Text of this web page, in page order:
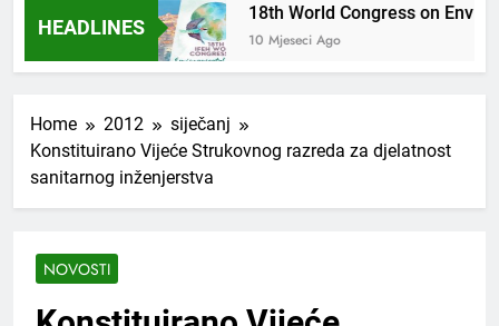
HEADLINES
Ago
18th World Congress on
10 Mjeseci Ago
Home 2012
siječanj
Konstituirano Vijeće Strukovnog razreda za djelatnost
sanitarnog inženjerstva
NOVOSTI